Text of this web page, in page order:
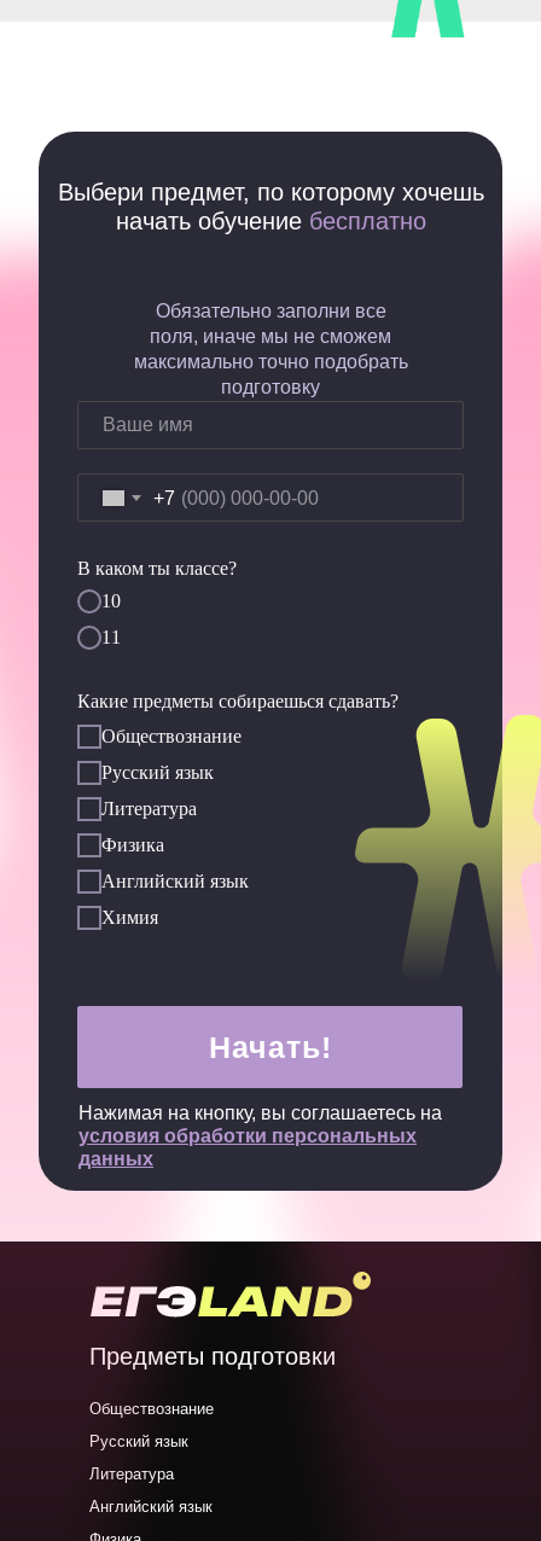
Выбери предмет, по которому хочешь
начать обучение бесплатно
Обязательно заполни все
поля, иначе мы не сможем
максимально точно подобрать
подготовку
Начать!
+7
В каком ты классе?
10
11
Какие предметы собираешься сдавать?
Обществознание
Русский язык
Литература
Физика
Английский язык
Химия
Нажимая на кнопку, вы соглашаетесь на
условия обработки персональных
данных
Обществознание
Русский язык
Литература
Английский язык
Предметы подготовки